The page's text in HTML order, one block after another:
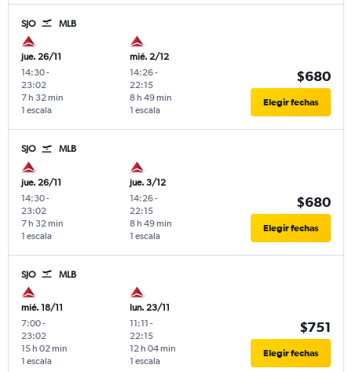
SJO MLB
jue. 26/11
14:30-
23:02
1 escala
7 h 32 min
mié. 2/12
14:26-
22:15
1 escala
8 h 49 min
$680
Elegir fechas
SJO MLB
jue. 26/11
14:30-
23:02
1 escala
7 h 32 min
jue. 3/12
14:26-
22:15
1 escala
8 h 49 min
$680
Elegir fechas
SJO MLB
mié. 18/11
7:00-
23:02
1 escala
15 h 02 min
lun. 23/11
11:11 -
22:15
1 escala
12 h 04 min
$751
Elegir fechas